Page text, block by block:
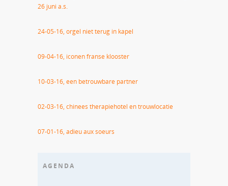
26 juni a.s.
24-05-16, orgel niet terug in kapel
09-04-16, iconen franse klooster
10-03-16, een betrouwbare partner
02-03-16, chinees therapiehotel en trouwlocatie
07-01-16, adieu aux soeurs
AGENDA